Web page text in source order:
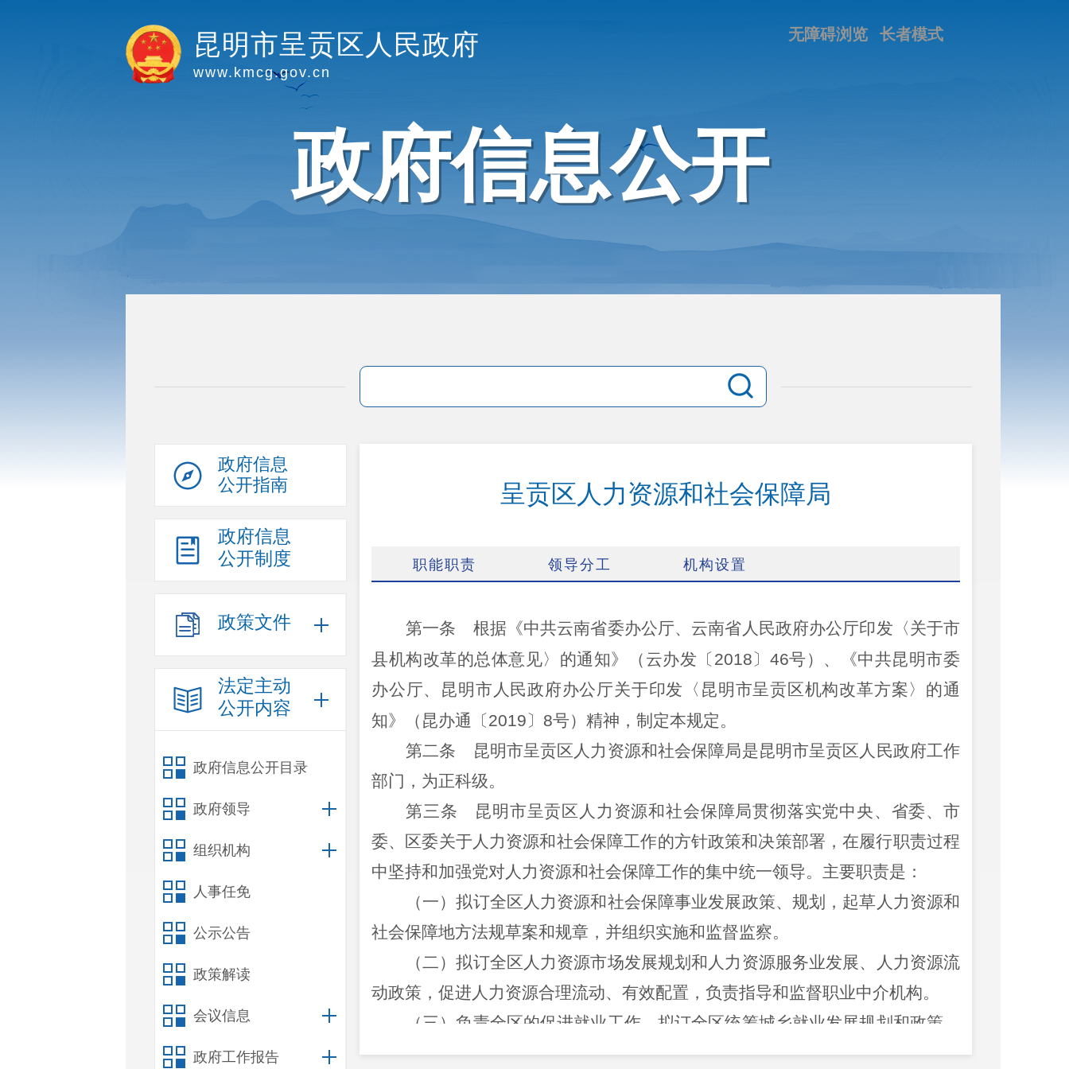
昆明市呈贡区人民政府
www.kmcg.gov.cn
长者模式
无障碍浏览
政府信息公开
政府信息
公开指南
政府信息
公开制度
政策文件
法定主动
公开内容
政府信息公开目录
政府领导
组织机构
人事任免
公示公告
政策解读
会议信息
政府工作报告
呈贡区人力资源和社会保障局
职能职责 领导分工 机构设置
第一条 根据《中共云南省委办公厅、云南省人民政府办公厅印发〈关于市
县机构改革的总体意见〉的通知》（云办发〔 2018〕 46号）、《中共昆明市委
办公厅、昆明市人民政府办公厅关于印发〈昆明市呈贡区机构改革方案〉的通
知》（昆办通〔2019〕 8号）精神，制定本规定。
第二条 昆明市呈贡区人力资源和社会保障局是昆明市呈贡区人民政府工作
部门，为正科级。
第三条 昆明市呈贡区人力资源和社会保障局贯彻落实党中央、省委、市
委、区委关于人力资源和社会保障工作的方针政策和决策部署，在履行职责过程
中坚持和加强党对人力资源和社会保障工作的集中统一领导。主要职责是：
（一）拟订全区人力资源和社会保障事业发展政策、规划，起草人力资源和
社会保障地方法规草案和规章，并组织实施和监督监察。
（二）拟订全区人力资源市场发展规划和人力资源服务业发展、人力资源流
动政策，促进人力资源合理流动、有效配置，负责指导和监督职业中介机构。
（三）负责全区的促进就业工作，拟订全区统筹城乡就业发展规划和政策，
完善公共就业和创业服务体系，建立统筹城乡劳动者的职业技能培训制度，拟订